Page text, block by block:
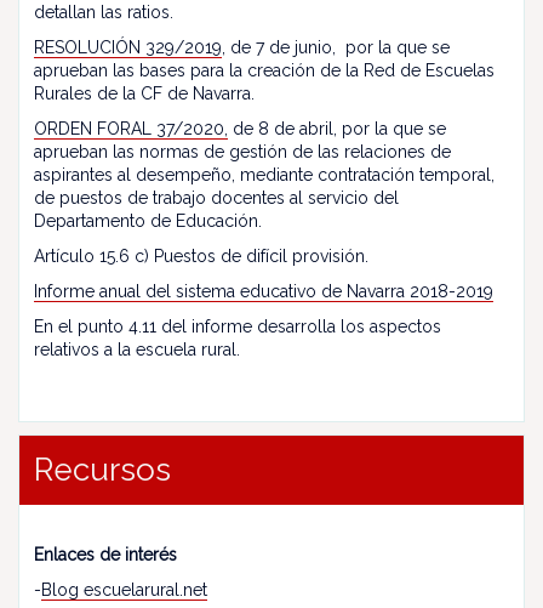
detallan las ratios.
RESOLUCIÓN 329/2019 , de 7 de junio, por la que se
aprueban las bases para la creación de la Red de Escuelas
Rurales de la CF de Navarra.
ORDEN FORAL 37/2020, de 8 de abril, por la que se
aprueban las normas de gestión de las relaciones de
aspirantes al desempeño, mediante contratación temporal,
de puestos de trabajo docentes al servicio del
Departamento de Educación.
Artículo 15.6 c) Puestos de difícil provisión.
Informe anual del sistema educativo de Navarra 2018-2019
En el punto 4.11 del informe desarrolla los aspectos
relativos a la escuela rural.
Recursos
Enlaces de interés
-Blog escuelarural.net